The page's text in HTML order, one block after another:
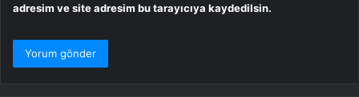
adresim ve site adresim bu tarayıcıya kaydedilsin.